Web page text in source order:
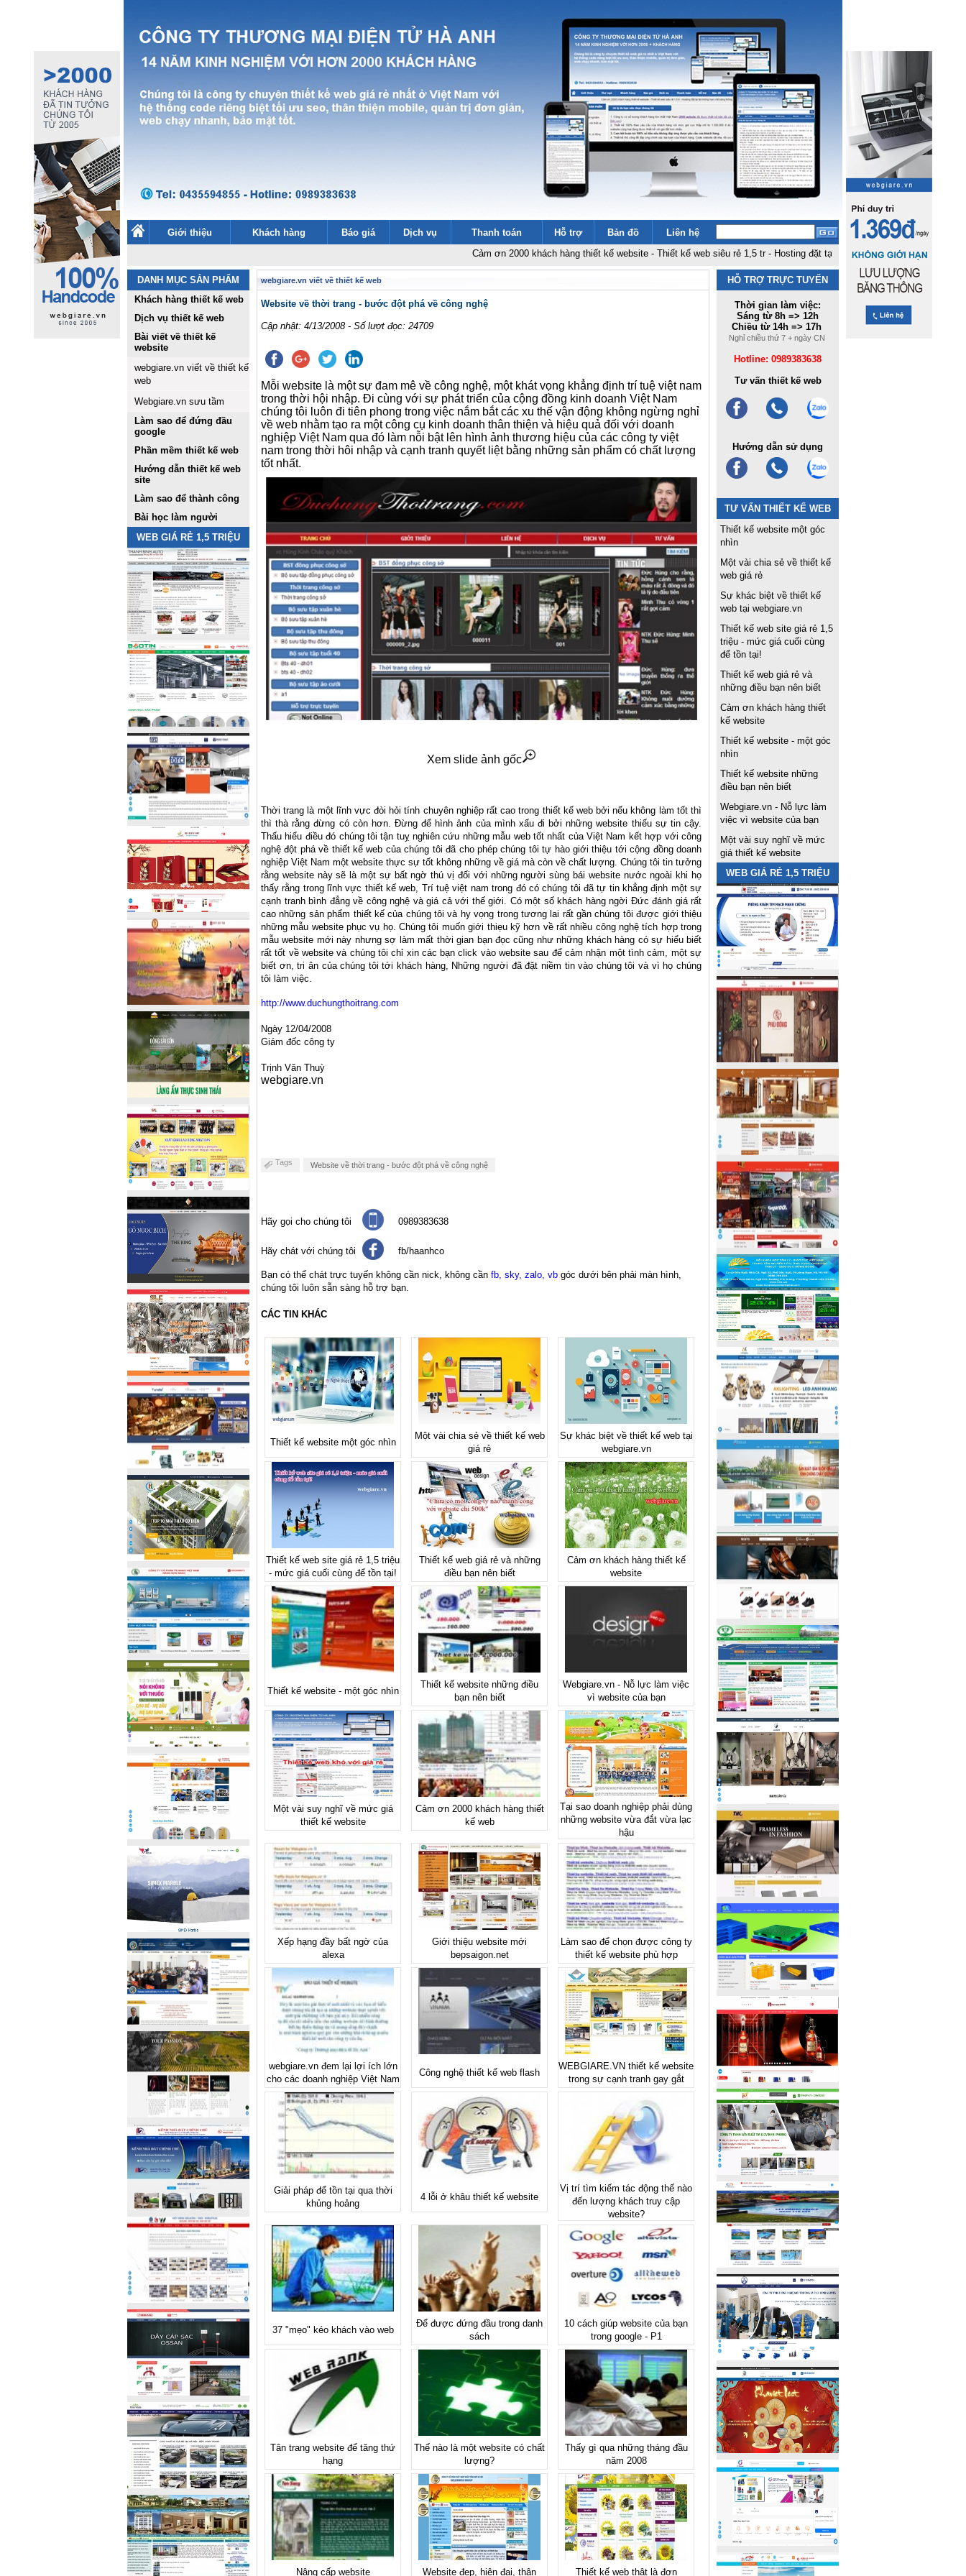
Giới thiệu Khách hàng Báo giá Dịch vụ Thanh toán Hỗ trợ Bản đồ
Liên hệ
Cảm ơn 2000 khách hàng thiết kế website -Thiết kế web siêu rẻ 1,5 tr-Hosting đặt tại fpt không hạn chế băng thông, dung
DANH MỤC SẢN PHẨM
Khách hàng thiết kế web
Dịch vụ thiết kế web
Bài viết về thiết kế
website
webgiare.vn viết về thiết kế
web
Webgiare.vn sưu tầm
Làm sao để đứng đầu
google
Phần mềm thiết kế web
Hướng dẫn thiết kế web
site
Làm sao để thành công
Bài học làm người
WEB GIÁ RẺ 1,5 TRIỆU
webgiare.vn viết về thiết kế web
Website về thời trang - bước đột phá về công nghệ
Cập nhật: 4/13/2008 - Số lượt đọc: 24709
Mỗi website là một sự đam mê về công nghệ, một khát vọng khẳng định trí tuệ việt nam
trong thời hội nhập. Đi cùng với sự phát triển của cộng đồng kinh doanh Việt Nam
chúng tôi luôn đi tiên phong trong việc nắm bắt các xu thế vận động không ngừng nghỉ
về web nhằm tạo ra một công cụ kinh doanh thân thiện và hiệu quả đối với doanh
nghiệp Việt Nam qua đó làm nỗi bật lên hình ảnh thương hiệu của các công ty việt
nam trong thời hôi nhập và cạnh tranh quyết liệt bằng những sản phẩm có chất lượng
tốt nhất.
Xem slide ảnh gốc
Thời trang là một lĩnh vực đòi hỏi tính chuyên nghiệp rất cao trong thiết kế web bởi nếu không làm tốt thì
thì thà rằng đừng có còn hơn. Đừng để hình ảnh của mình xấu đi bởi những website thiếu sự tin cậy.
Thấu hiểu điều đó chúng tôi tận tuỵ nghiên cứu những mẫu web tốt nhất của Việt Nam kết hợp với công
nghệ đột phá về thiết kế web của chúng tôi đã cho phép chúng tôi tự hào giới thiệu tới cộng đồng doanh
nghiệp Việt Nam một website thực sự tốt không những về giá mà còn về chất lượng. Chúng tôi tin tưởng
rằng website này sẽ là một sự bất ngờ thú vị đối với những người sùng bái website nước ngoài khi họ
thấy rằng trong lĩnh vực thiết kế web, Trí tuệ việt nam trong đó có chúng tôi đã tự tin khẳng định một sự
cạnh tranh bình đẳng về công nghệ và giá cả với thế giới. Có một số khách hàng ngời Đức đánh giá rất
cao những sản phẩm thiết kế của chúng tôi và hy vọng trong tương lai rất gần chúng tôi được giới thiệu
những mẫu website phục vụ họ. Chúng tôi muốn giới thiẹu kỹ hơn về rất nhiều công nghệ tích hợp trong
mẫu website mới này nhưng sợ làm mất thời gian bạn đọc cũng như những khách hàng có sự hiểu biết
rất tốt về website và chúng tôi chỉ xin các bạn click vào website sau để cảm nhận một tình cảm, một sự
biết ơn, tri ân của chúng tôi tới khách hàng, Những người đã đặt niềm tin vào chúng tôi và vì họ chúng
tôi làm việc.
http://www.duchungthoitrang.com
Ngày 12/04/2008
Giám đốc công ty
Trịnh Văn Thuỳ
webgiare.vn
Tags Website về thời trang - bước đột phá về công nghệ
Hãy gọi cho chúng tôi 0989383638
Hãy chát với chúng tôi fb/haanhco
Bạn có thể chát trực tuyến không cần nick, không cần fb, sky, zalo, vb góc dưới bên phải màn hình,
chúng tôi luôn sẵn sàng hỗ trợ bạn.
CÁC TIN KHÁC
Thiết kế website một góc nhìn
Một vài chia sẻ về thiết kế web
giá rẻ
Sự khác biệt về thiết kế web tại
webgiare.vn
Thiết kế web site giá rẻ 1,5 triệu
- mức giá cuối cùng để tồn tại!
Thiết kế web giá rẻ và những
điều bạn nên biết
Cảm ơn khách hàng thiết kế
website
Thiết kế website - một góc nhìn
Thiết kế website những điều
bạn nên biết
Webgiare.vn - Nỗ lực làm việc
vì website của bạn
Một vài suy nghĩ về mức giá
thiết kế website
Cảm ơn 2000 khách hàng thiết
kế web
Tại sao doanh nghiệp phải dùng
những website vừa đắt vừa lạc
hậu
Xếp hạng đầy bất ngờ của
alexa
Giới thiệu website mới
bepsaigon.net
Làm sao để chọn được công ty
thiết kế website phù hợp
webgiare.vn đem lại lợi ích lớn
cho các doanh nghiệp Việt Nam
Công nghệ thiết kế web flash
WEBGIARE.VN thiết kế website
trong sự cạnh tranh gay gắt
Giải pháp để tồn tại qua thời
khủng hoảng
4 lỗi ở khâu thiết kế website
Vị trí tìm kiếm tác động thế nào
đến lượng khách truy cập
website?
37 "mẹo" kéo khách vào web
Để được đứng đầu trong danh
sách
10 cách giúp website của bạn
trong google - P1
Tân trang website để tăng thứ
hạng
Thế nào là một website có chất
lượng?
Thấy gì qua những tháng đầu
năm 2008
Nâng cấp website Website đẹp, hiện đại, thân Thiết kế web thật là đơn
HỖ TRỢ TRỰC TUYẾN
Thời gian làm việc:
Sáng từ 8h => 12h
Chiều từ 14h => 17h
Nghỉ chiều thứ 7 + ngày CN
Hotline: 0989383638
Tư vấn thiết kế web
Hướng dẫn sử dụng
TƯ VẤN THIẾT KẾ WEB
Thiết kế website một góc
nhìn
Một vài chia sẻ về thiết kế
web giá rẻ
Sự khác biệt về thiết kế
web tại webgiare.vn
Thiết kế web site giá rẻ 1,5
triệu - mức giá cuối cùng
để tồn tại!
Thiết kế web giá rẻ và
những điều bạn nên biết
Cảm ơn khách hàng thiết
kế website
Thiết kế website - một góc
nhìn
Thiết kế website những
điều bạn nên biết
Webgiare.vn - Nỗ lực làm
việc vì website của bạn
Một vài suy nghĩ về mức
giá thiết kế website
WEB GIÁ RẺ 1,5 TRIỆU